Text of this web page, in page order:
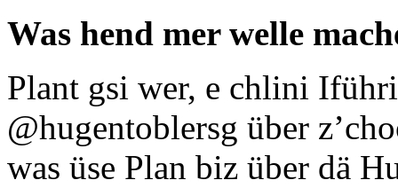
Was hend mer welle
Plant gsi wer, e chlini
@hugentoblersg über
was üse Plan biz über dä